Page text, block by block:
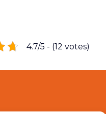
4.7/5 - (12 votes)